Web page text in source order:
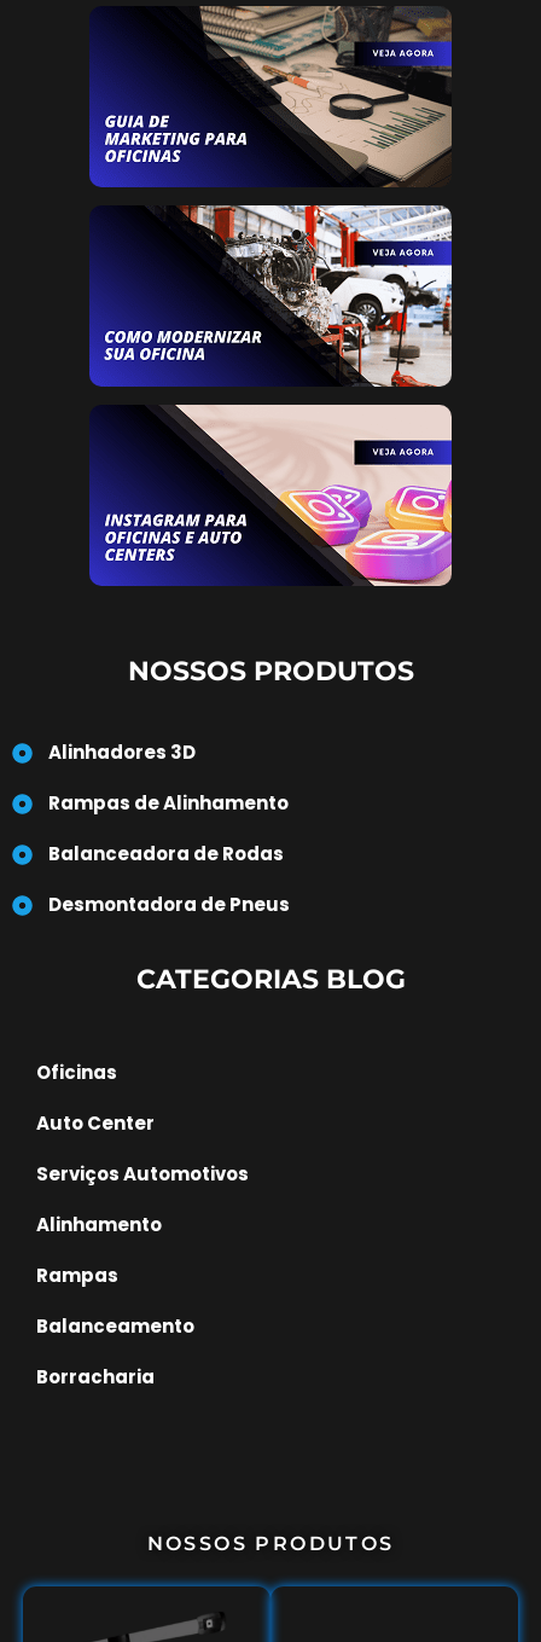
NOSSOS PRODUTOS
Alinhadores 3D
Rampas de Alinhamento
Balanceadora de Rodas
Desmontadora de Pneus
CATEGORIAS BLOG
Oficinas
Auto Center
Serviços Automotivos
Alinhamento
Rampas
Balanceamento
Borracharia
NOSSOS PRODUTOS